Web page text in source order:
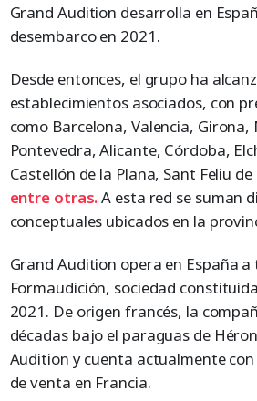
Grand Audition desarrolla en
desembarco en 2021.
Desde entonces, el grupo ha
establecimientos asociados, con
como Barcelona, Valencia, Girona,
Pontevedra, Alicante, Córdoba,
Castellón de la Plana, Sant Feliu
entre otras.A esta red se suman
conceptuales ubicados en la
Grand Audition opera en España a
Formaudición, sociedad
2021. De origen francés, la
décadas bajo el paraguas de
Audition y cuenta actualmente
de venta en Francia.